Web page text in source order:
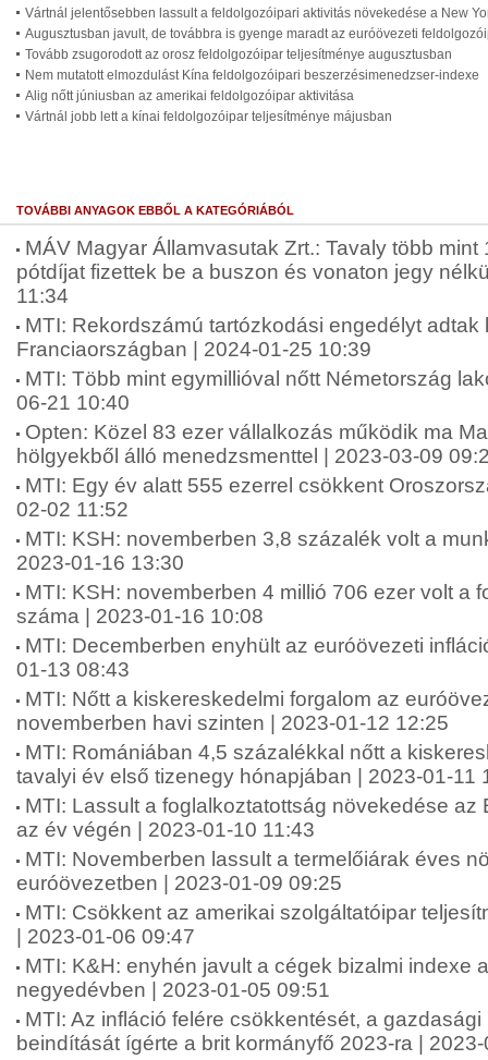
Vártnál jelentősebben lassult a feldolgozóipari aktivitás növekedése a New
Augusztusban javult, de továbbra is gyenge maradt az euróövezeti
Tovább zsugorodott az orosz feldolgozóipar teljesítménye augusztusban
Nem mutatott elmozdulást Kína feldolgozóipari beszerzésimenedzser-indexe
Alig nőtt júniusban az amerikai feldolgozóipar aktivitása
Vártnál jobb lett a kínai feldolgozóipar teljesítménye májusban
TOVÁBBI ANYAGOK EBBŐL A KATEGÓRIÁBÓL
MÁV Magyar Államvasutak Zrt.: Tavaly több mint
pótdíjat fizettek be a buszon és vonaton jegy
11:34
MTI: Rekordszámú tartózkodási engedélyt adtak
Franciaországban | 2024-01-25 10:39
MTI: Több mint egymillióval nőtt Németország
06-21 10:40
Opten: Közel 83 ezer vállalkozás működik ma
hölgyekből álló menedzsmenttel | 2023-03-09
MTI: Egy év alatt 555 ezerrel csökkent
02-02 11:52
MTI: KSH: novemberben 3,8 százalék volt a
2023-01-16 13:30
MTI: KSH: novemberben 4 millió 706 ezer volt a
száma | 2023-01-16 10:08
MTI: Decemberben enyhült az euróövezeti
01-13 08:43
MTI: Nőtt a kiskereskedelmi forgalom az
novemberben havi szinten | 2023-01-12 12:25
MTI: Romániában 4,5 százalékkal nőtt a
tavalyi év első tizenegy hónapjában | 2023-01-11
MTI: Lassult a foglalkoztatottság növekedése az
az év végén | 2023-01-10 11:43
MTI: Novemberben lassult a termelőiárak éves
euróövezetben | 2023-01-09 09:25
MTI: Csökkent az amerikai szolgáltatóipar
| 2023-01-06 09:47
MTI: K&H: enyhén javult a cégek bizalmi indexe
negyedévben | 2023-01-05 09:51
MTI: Az infláció felére csökkentését, a
beindítását ígérte a brit kormányfő 2023-ra |